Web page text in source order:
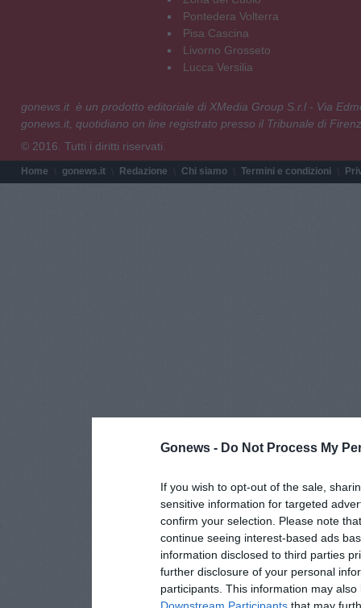
Gonews - Do Not Process My
If you wish to opt-out of the sale,
sensitive information for targeted
confirm your selection. Please note
continue seeing interest-based ads
information disclosed to third parties
further disclosure of your personal
participants. This information may
Pontedera Volterra
Pisa Cascina
Livorno Grosseto
Lucca Versilia
gonews.it è un prodotto editoriale di XMedia Group S.r.l - Via
gonews.it, quotidiano on line registrato presso il Tribunale di
© 2016. Tutti i diritti riservati.
Home gonews.it Redazione Chi siamo Termini e condizioni